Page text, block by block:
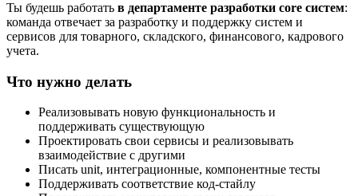
Ты будешь работать в департаменте разработки core систем:
команда отвечает за разработку и поддержку систем и
сервисов для товарного, складского, финансового, кадрового
учета.
Что нужно делать
Реализовывать новую функциональность и
поддерживать существующую
Проектировать свои сервисы и реализовывать
взаимодействие с другими
Писать unit, интеграционные, компонентные тесты
Поддерживать соответствие код-стайлу